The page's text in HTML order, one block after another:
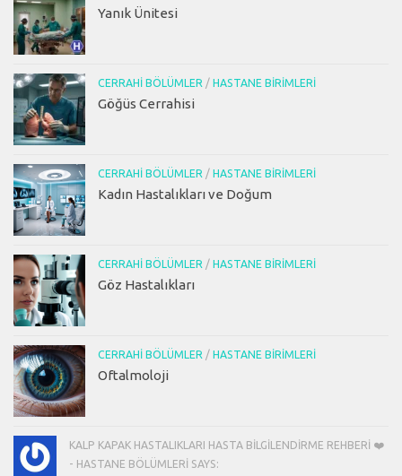
Yanık Ünitesi
CERRAHI BÖLÜMLER / HASTANE BIRIMLERI
Göğüs Cerrahisi
CERRAHI BÖLÜMLER / HASTANE BIRIMLERI
Kadın Hastalıkları ve Doğum
CERRAHI BÖLÜMLER / HASTANE BIRIMLERI
Göz Hastalıkları
CERRAHI BÖLÜMLER / HASTANE BIRIMLERI
Oftalmoloji
KALP KAPAK HASTALIKLARI HASTA BILGILENDIRME REHBERI ❤️
- HASTANE BÖLÜMLERI SAYS: